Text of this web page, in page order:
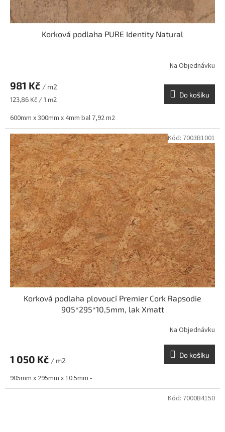
Korková podlaha PURE Identity Natural
Na Objednávku
981 Kč / m2
Měrná
123,86 Kč / 1 m2
Do košíku
600mm x 300mm x 4mm bal 7,92 m2
Korková podlaha plovoucí Premier Cork Rapsodie
905*295*10,5mm, lak Xmatt
Na Objednávku
1 050 Kč / m2
Do košíku
905mm x 295mm x 10.5mm -
Kód: 7003B1001
Kód: 7000B4150